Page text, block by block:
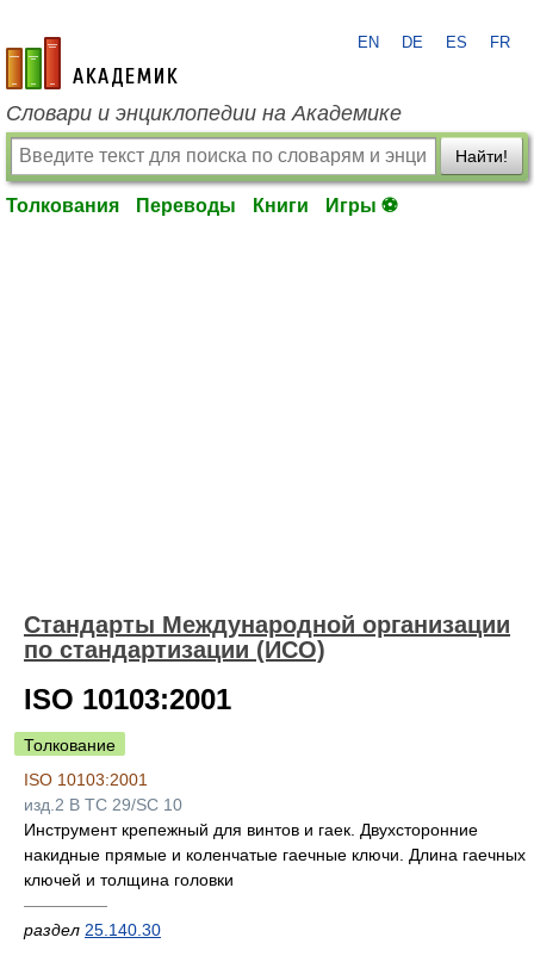
academic.ru
EN DE ES FR
Словари и энциклопедии на Академике
Найти!
Толкования Переводы Книги Игры ⚽
Стандарты Международной организации
по стандартизации (ИСО)
ISO 10103:2001
Толкование
ISO 10103:2001
изд.2 B TC 29/SC 10
Инструмент крепежный для винтов и гаек. Двухсторонние
накидные прямые и коленчатые гаечные ключи. Длина гаечных
ключей и толщина головки
—————
раздел 25.140.30